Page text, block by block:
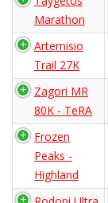
Marathon
Artemisio
Trail 27K
Zagori MR
80K - TeRA
Frozen
Peaks -
Highland